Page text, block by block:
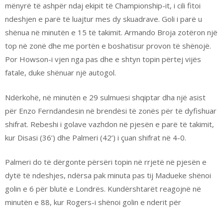
mënyrë të ashpër ndaj ekipit të Championship-it, i cili fitoi
ndeshjen e parë të luajtur mes dy skuadrave. Goli i parë u
shënua në minutën e 15 të takimit. Armando Broja zotëron një
top në zonë dhe me portën e boshatisur provon të shënojë.
Por Howson-i vjen nga pas dhe e shtyn topin përtej vijës
fatale, duke shënuar një autogol.
Ndërkohë, në minutën e 29 sulmuesi shqiptar dha një asist
për Enzo Ferndandesin në brendësi të zonës për të dyfishuar
shifrat. Rebeshi i golave vazhdon në pjesën e parë të takimit,
kur Disasi (36’) dhe Palmeri (42’) i çuan shifrat në 4-0.
Palmeri do të dërgonte përsëri topin në rrjetë në pjesën e
dytë të ndeshjes, ndërsa pak minuta pas tij Madueke shënoi
golin e 6 për blutë e Londrës. Kundërshtarët reagojnë në
minutën e 88, kur Rogers-i shënoi golin e nderit për